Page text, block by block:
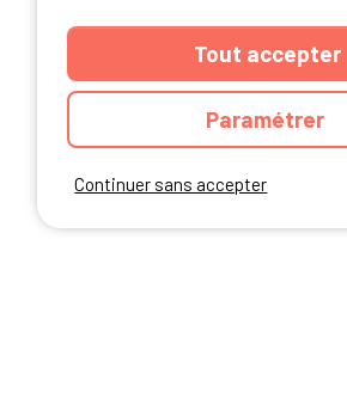
Continuer sans accepter
Tout accepter
Paramétrer